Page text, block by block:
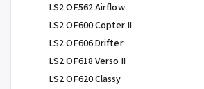
LS2 OF562 Airflow
LS2 OF600 Copter II
LS2 OF606 Drifter
LS2 OF618 Verso II
LS2 OF620 Classy